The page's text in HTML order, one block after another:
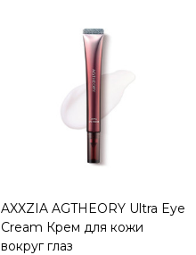
AXXZIA AGTHEORY Ultra Eye
Cream Крем для кожи
вокруг глаз